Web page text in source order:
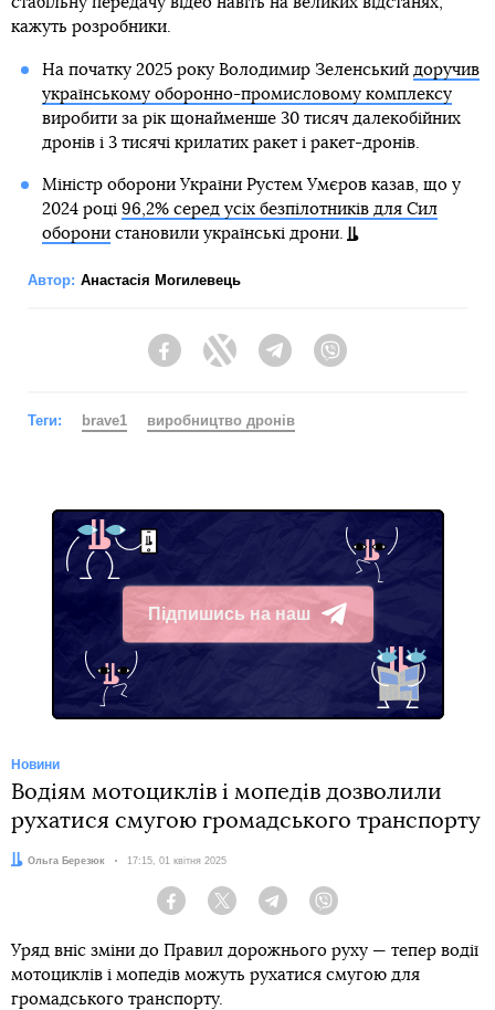
кажуть розробники.
На початку 2025 року Володимир Зеленський доручив
українському оборонно-промисловому комплексу
виробити за рік щонайменше 30 тисяч далекобійних
дронів і 3 тисячі крилатих ракет і ракет-дронів.
Міністр оборони України Рустем Умєров казав, що у
2024 році 96,2% серед усіх безпілотників для Сил
оборонистановили українські дрони.
Автор: Анастасія Могилевець
FacebookTwitter Telegram
Теги: brave1 виробництво дронів
Підпишись на наш
Telegram
Новини
Водіям мотоциклів і мопедів дозволили
рухатися смугою громадського транспорту
Автор:
Ольга Березюк Дата:
17:15, 01 квітня 2025
Facebook Twitter Telegram
Уряд вніс зміни до Правил дорожнього руху — тепер водії
мотоциклів і мопедів можуть рухатися смугою для
громадського транспорту.